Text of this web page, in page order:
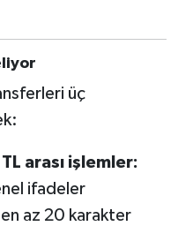
üç
arası işlemler:
ifadeler
en az 20 karakter